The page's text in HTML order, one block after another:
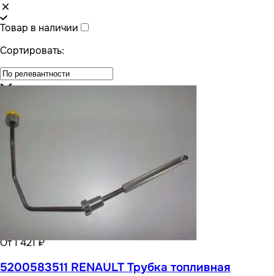
Товар в наличии
Сортировать:
От 1 421 ₽
5200583511 RENAULT Трубка топливная